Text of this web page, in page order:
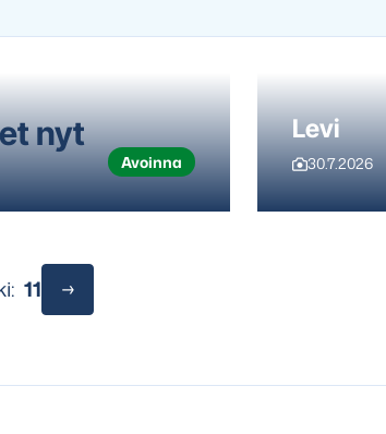
nyt
Avoinna
Levi
30.7.2026
11